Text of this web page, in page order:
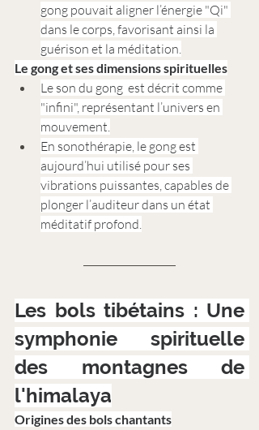
gong pouvait aligner l’énergie "Qi"
dans le corps, favorisant ainsi la
guérison et la méditation.
Le gong et ses dimensions spirituelles
Le son du gong  est décrit comme
"infini", représentant l’univers en
mouvement.
En sonothérapie, le gong est
aujourd’hui utilisé pour ses
vibrations puissantes, capables de
plonger l’auditeur dans un état
méditatif profond.
Les bols tibétains : Une
symphonie spirituelle
des montagnes de
l'himalaya
Origines des bols chantants